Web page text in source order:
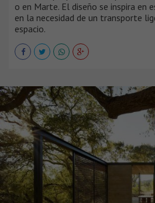
o en Marte. El diseño se inspira en
en la necesidad de un transporte
espacio.